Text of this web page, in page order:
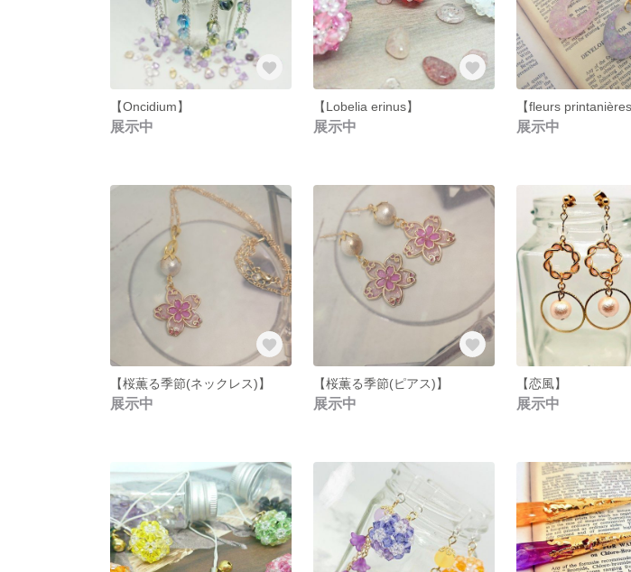
【Oncidium】
展示中
【Lobelia erinus】
展示中
【fleurs printanières
展示中
【桜薫る季節(ネックレス)】
展示中
【桜薫る季節(ピアス)】
展示中
【恋風】
展示中